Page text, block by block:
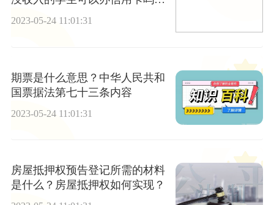
世界今日报
2023-05-24 11:01:31
期票是什么意思？中华人民共和
国票据法第七十三条内容
2023-05-24 11:01:31
房屋抵押权预告登记所需的材料
是什么？房屋抵押权如何实现？